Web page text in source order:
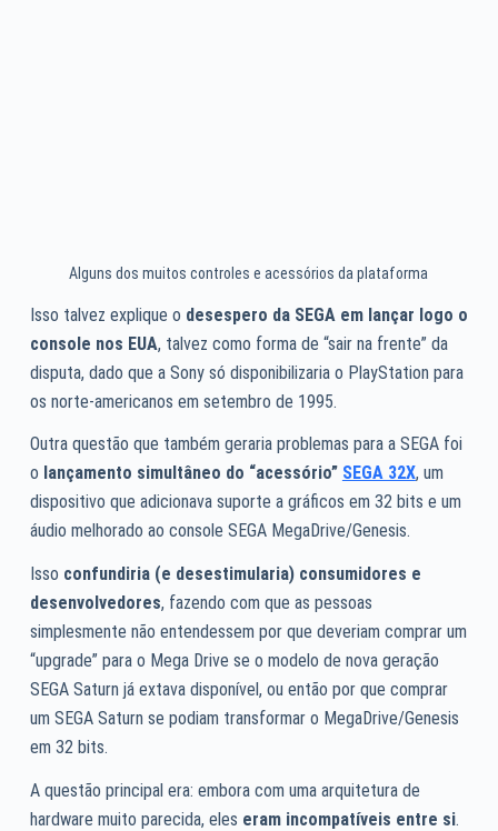
Alguns dos muitos controles e acessórios da plataforma
Isso talvez explique o desespero da SEGA em lançar logo o
console nos EUA, talvez como forma de “sair na frente” da
disputa, dado que a Sony só disponibilizaria o PlayStation para
os norte-americanos em setembro de 1995.
Outra questão que também geraria problemas para a SEGA foi
o lançamento simultâneo do “acessório” SEGA 32X, um
dispositivo que adicionava suporte a gráficos em 32 bits e um
áudio melhorado ao console SEGA MegaDrive/Genesis.
Isso confundiria (e desestimularia) consumidores e
desenvolvedores, fazendo com que as pessoas
simplesmente não entendessem por que deveriam comprar um
“upgrade” para o Mega Drive se o modelo de nova geração
SEGA Saturn já extava disponível, ou então por que comprar
um SEGA Saturn se podiam transformar o MegaDrive/Genesis
em 32 bits.
A questão principal era: embora com uma arquitetura de
hardware muito parecida, eles eram incompatíveis entre si.